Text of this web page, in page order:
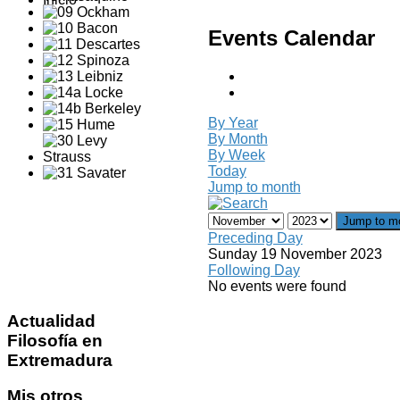
Events Calendar
By Year
By Month
By Week
Today
Jump to month
Jump to
Preceding Day
Sunday 19 November 2023
Following Day
No events were found
Actualidad
Filosofía en
Extremadura
Mis otros